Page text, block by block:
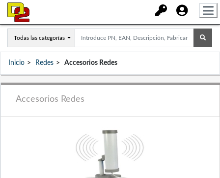
Todas las categorías
Inicio Redes Accesorios Redes
Accesorios Redes